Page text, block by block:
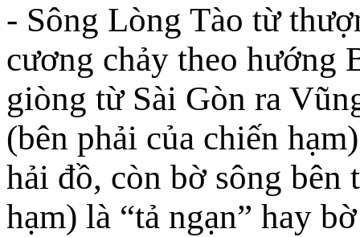
- Sông Lòng Tào từ
cương chảy theo hướng
giòng từ Sài Gòn ra
(bên phải của chiến
hải đồ, còn bờ sông bên
hạm) là “tả ngạn” hay